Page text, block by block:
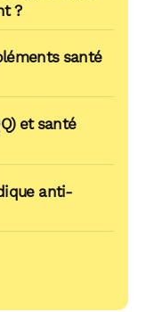
?
santé
et santé
anti-